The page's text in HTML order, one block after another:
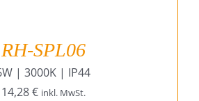
RH-SPL06
| 3000K | IP44
14,28€ inkl. MwSt.